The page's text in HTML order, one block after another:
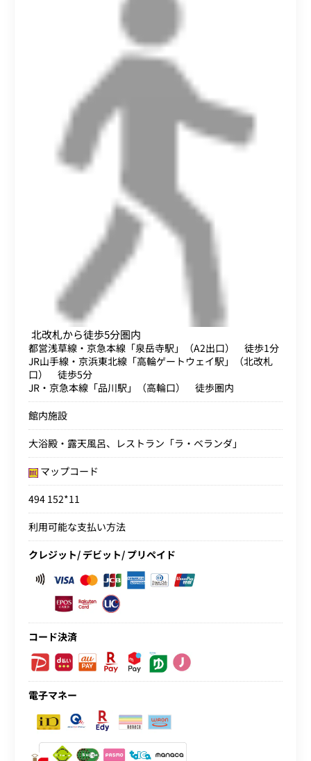
北改札から徒歩5分圏内
都営浅草線・京急本線「泉岳寺駅」（A2出口） 徒歩1分
JR山手線・京浜東北線「高輪ゲートウェイ駅」（北改札
口） 徒歩5分
JR・京急本線「品川駅」（高輪口） 徒歩圏内
館内施設
大浴殿・露天風呂、レストラン「ラ・ベランダ」
マップコード
494 152*11
利用可能な支払い方法
クレジット/ デビット/ プリペイド
コード決済
電子マネー